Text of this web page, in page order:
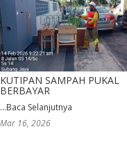
KUTIPAN SAMPAH PUKAL
BERBAYAR
...Baca Selanjutnya
Mar 16, 2026